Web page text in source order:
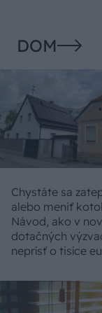
DOM
Chystáte sa
alebo meniť
Návod, ako v
dotačných
neprísť o tisíce